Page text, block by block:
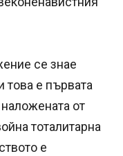
се знае
това е първата
от
тоталитарна
е